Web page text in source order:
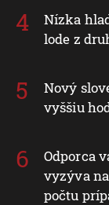
Nízka
lode z
Nový
vyššiu
Odporca
vyzýva
počtu